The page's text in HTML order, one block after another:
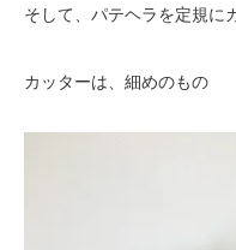
そして、パテヘラを定規に
カッターは、細めのもの